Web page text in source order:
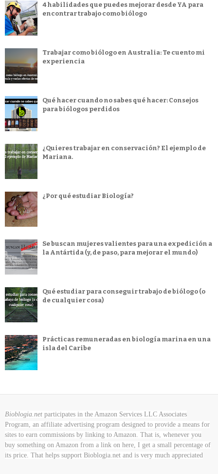
4 habilidades que puedes mejorar desde YA para
encontrar trabajo como biólogo
Trabajar como biólogo en Australia: Te cuento mi
experiencia
Qué hacer cuando no sabes qué hacer: Consejos
para biólogos perdidos
¿Quieres trabajar en conservación? El ejemplo de
Mariana.
¿Por qué estudiar Biología?
Se buscan mujeres valientes para una expedición a
la Antártida (y, de paso, para mejorar el mundo)
Qué estudiar para conseguir trabajo de biólogo (o
de cualquier cosa)
Prácticas remuneradas en biología marina en una
isla del Caribe
Bioblogia.net participates in the Amazon Services LLC Associates
Program, an affiliate advertising program designed to provide a means for
sites to earn commissions by linking to Amazon. That is, whenever you
buy something on Amazon from a link on here, I get a small percentage of
its price. That helps support Bioblogia.net and is very much appreciated